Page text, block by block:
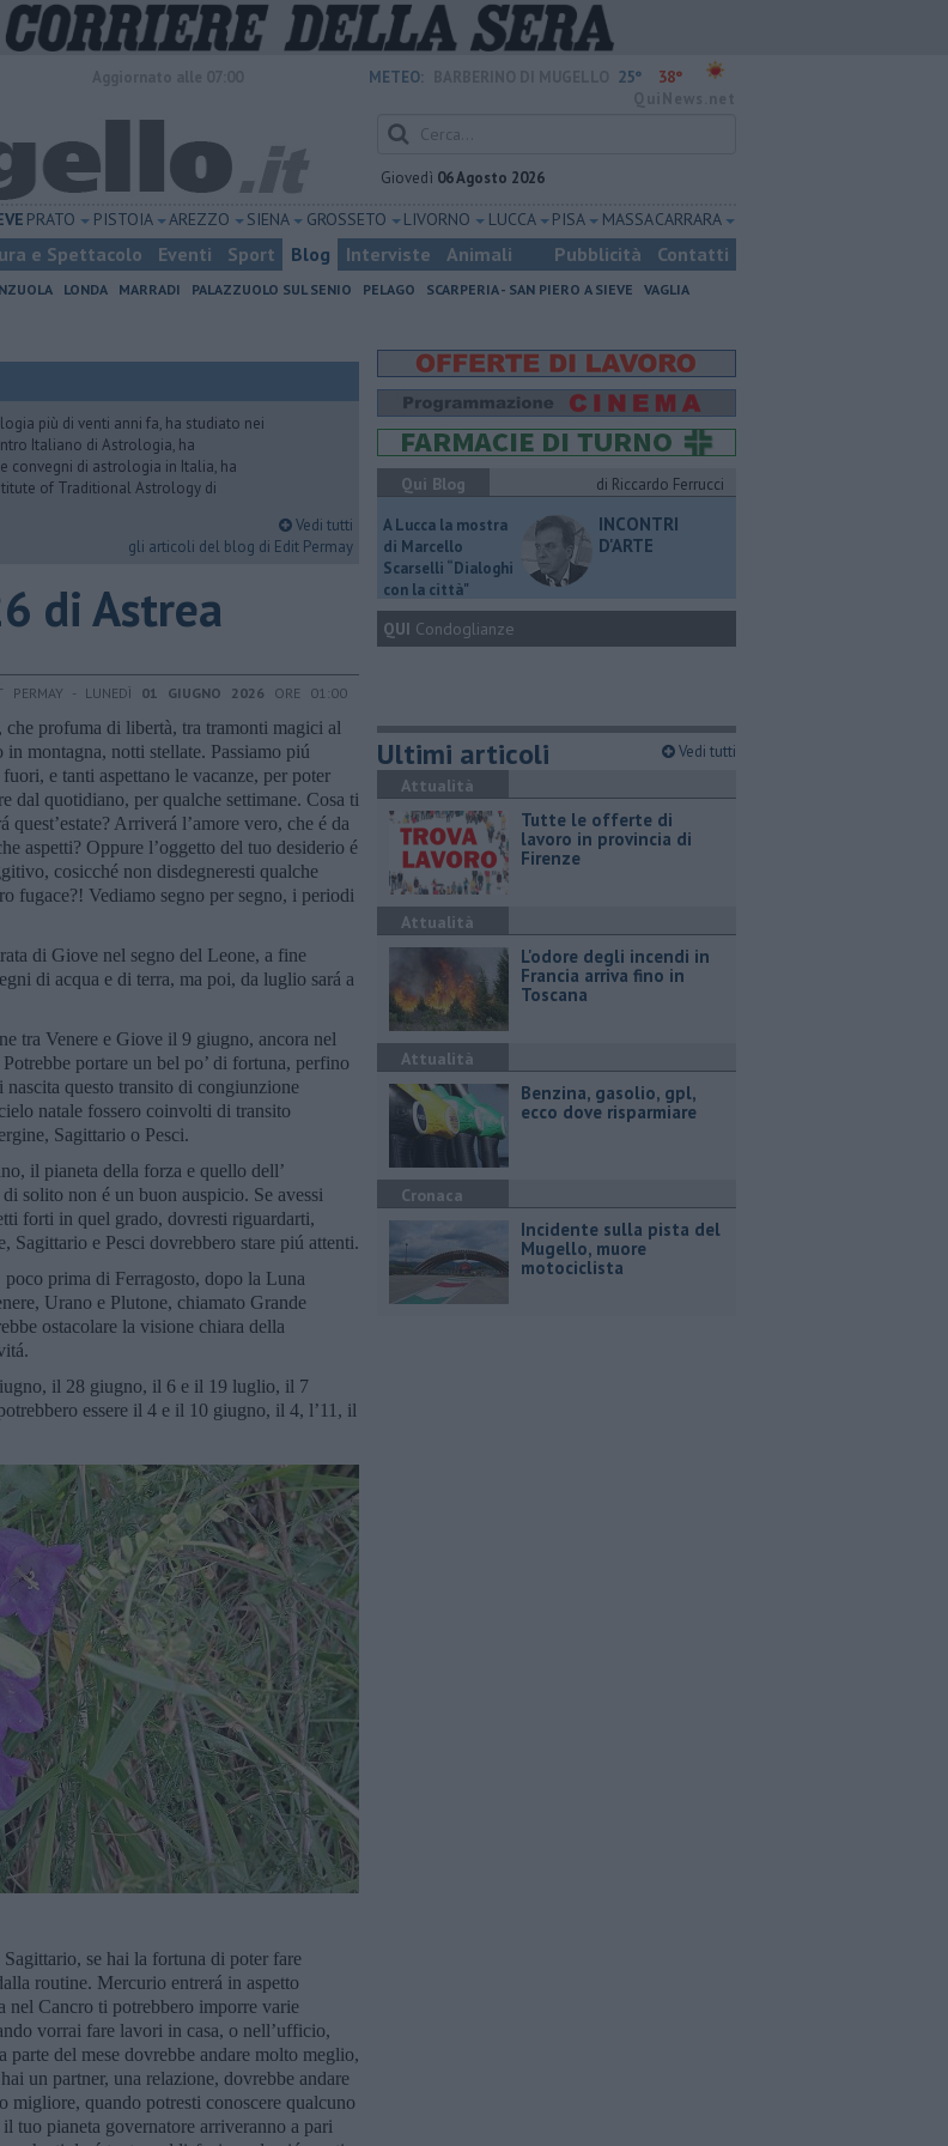
METEO: 25° 38°
Giovedì 06 Agosto 2026
PRATO PISTOIA AREZZO SIENA GROSSETO LIVORNO LUCCA PISA MASSA CARRARA
e Spettacolo Eventi Sport Blog Interviste Animali Pubblicità Contatti
LONDA MARRADI PALAZZUOLO SUL SENIO PELAGO SCARPERIA - SAN PIERO A SIEVE
VAGLIA
più di venti anni fa, ha studiato nei
Italiano di Astrologia, ha
convegni di astrologia in Italia, ha
of Traditional Astrology di
Vedi tutti
gli articoli del blog di Edit Permay
di Astrea
PERMAY - LUNEDÌ 01 GIUGNO 2026 ORE 01:00
che profuma di libertà, tra tramonti magici al
in montagna, notti stellate. Passiamo piú
e tanti aspettano le vacanze, per poter
dal quotidiano, per qualche settimane. Cosa ti
quest’estate? Arriverá l’amore vero, che é da
aspetti? Oppure l’oggetto del tuo desiderio é
cosicché non disdegneresti qualche
fugace?! Vediamo segno per segno, i periodi
di Giove nel segno del Leone, a fine
di acqua e di terra, ma poi, da luglio sará a
tra Venere e Giove il 9 giugno, ancora nel
portare un bel po’ di fortuna, perfino
questo transito di congiunzione
natale fossero coinvolti di transito
Sagittario o Pesci.
il pianeta della forza e quello dell’
solito non é un buon auspicio. Se avessi
forti in quel grado, dovresti riguardarti,
e Pesci dovrebbero stare piú attenti.
prima di Ferragosto, dopo la Luna
Urano e Plutone, chiamato Grande
ostacolare la visione chiara della
il 28 giugno, il 6 e il 19 luglio, il 7
essere il 4 e il 10 giugno, il 4, l’11, il
se hai la fortuna di poter fare
routine. Mercurio entrerá in aspetto
nel Cancro ti potrebbero imporre varie
vorrai fare lavori in casa, o nell’ufficio,
del mese dovrebbe andare molto meglio,
un partner, una relazione, dovrebbe andare
migliore, quando potresti conoscere qualcuno
tuo pianeta governatore arriveranno a pari
Qui Blog
di Riccardo Ferrucci
A Lucca la mostra
di Marcello
Scarselli “Dialoghi
con la città"
INCONTRI
D'ARTE
QUI Condoglianze
Ultimi articoli Vedi tutti
Attualità
​Tutte le offerte di
lavoro in provincia di
Firenze
Attualità
L'odore degli incendi in
Francia arriva fino in
Toscana
Attualità
​Benzina, gasolio, gpl,
ecco dove risparmiare
Cronaca
Incidente sulla pista del
Mugello, muore
motociclista